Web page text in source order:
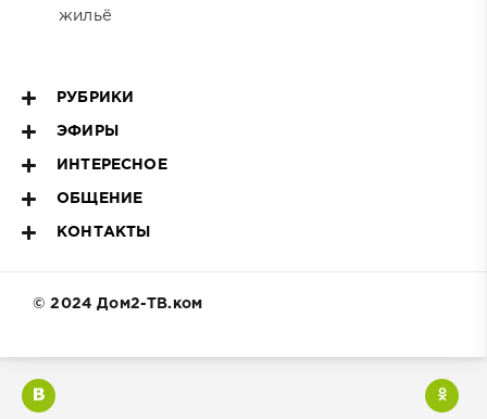
жильё
РУБРИКИ
ЭФИРЫ
ИНТЕРЕСНОЕ
ОБЩЕНИЕ
КОНТАКТЫ
© 2024 Дом2-ТВ.ком